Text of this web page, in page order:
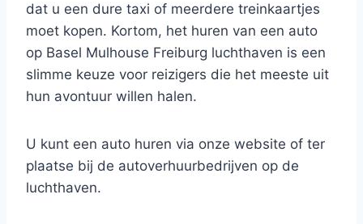
dat u een dure taxi of meerdere treinkaartjes
moet kopen. Kortom, het huren van een auto
op Basel Mulhouse Freiburg luchthaven is een
slimme keuze voor reizigers die het meeste uit
hun avontuur willen halen.
U kunt een auto huren via onze website of ter
plaatse bij de autoverhuurbedrijven op de
luchthaven.